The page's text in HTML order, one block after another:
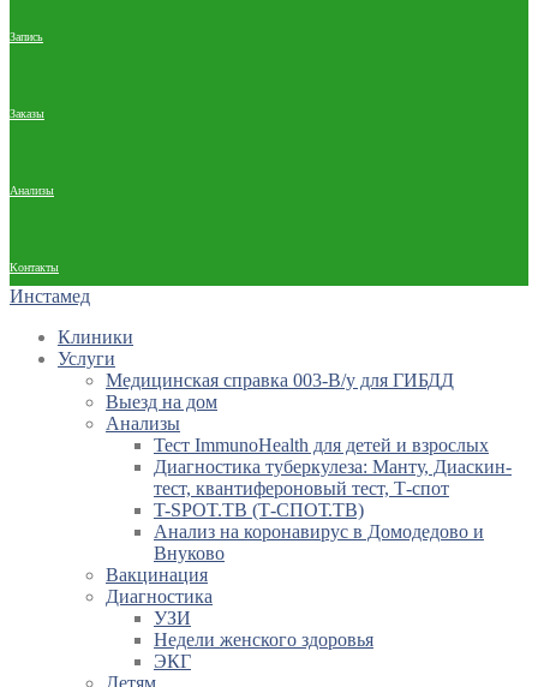
Запись
Заказы
Анализы
Контакты
Инстамед
Клиники
Услуги
Медицинская справка 003-В/у для ГИБДД
Выезд на дом
Анализы
Тест ImmunoHealth для детей и взрослых
Диагностика туберкулеза: Манту, Диаскин-
тест, квантифероновый тест, Т-спот
T-SPOT.TB (Т-СПОТ.ТВ)
Анализ на коронавирус в Домодедово и
Внуково
Вакцинация
Диагностика
УЗИ
Недели женского здоровья
ЭКГ
Детям